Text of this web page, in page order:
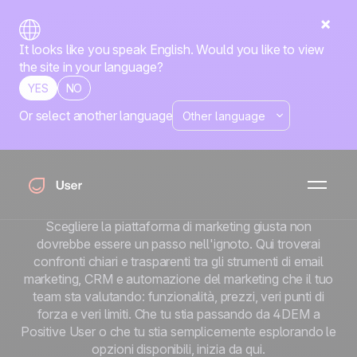
It looks like you speak English. Would you like to view
the site in your language?
YES NO
Or select another language
Software di
Scegliere la piattaforma di marketing giusta non
dovrebbe essere un passo nell'ignoto. Qui troverai
confronti chiari e trasparenti tra gli strumenti di email
marketing, CRM e automazione del marketing che il tuo
team sta valutando: funzionalità, prezzi, veri punti di
forza e veri limiti. Che tu stia passando da 4DEM a
Positive User o che tu stia semplicemente esplorando le
opzioni disponibili, inizia da qui.